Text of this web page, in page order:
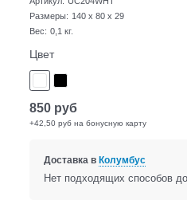
Размеры: 140 x 80 x 29
Вес: 0,1 кг.
Цвет
850 руб
+42,50 руб на бонусную карту
Доставка в Колумбус
Нет подходящих способов